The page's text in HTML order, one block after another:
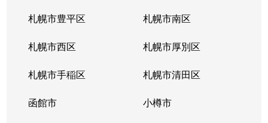
札幌市豊平区 札幌市南区
札幌市西区 札幌市厚別区
札幌市手稲区 札幌市清田区
函館市 小樽市